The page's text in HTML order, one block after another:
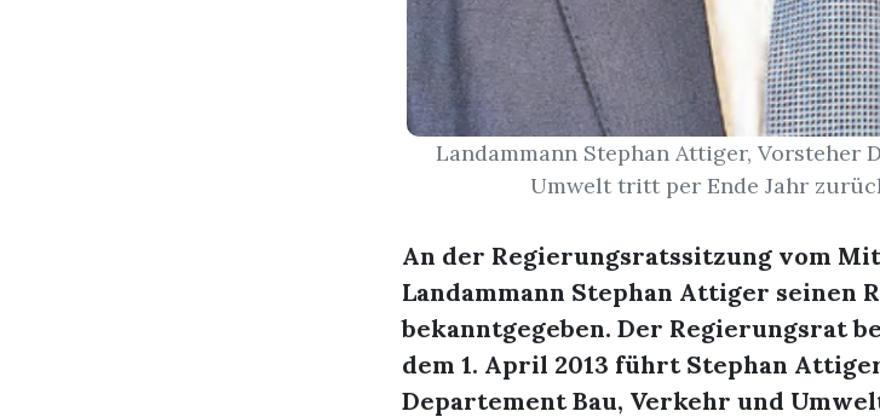
Landammann Stephan Attiger, Vorsteher
Umwelt tritt per Ende Jahr
An der Regierungsratssitzung vom
Landammann Stephan Attiger seinen
bekanntgegeben. Der Regierungsrat
dem 1. April 2013 führt Stephan
Departement Bau, Verkehr und